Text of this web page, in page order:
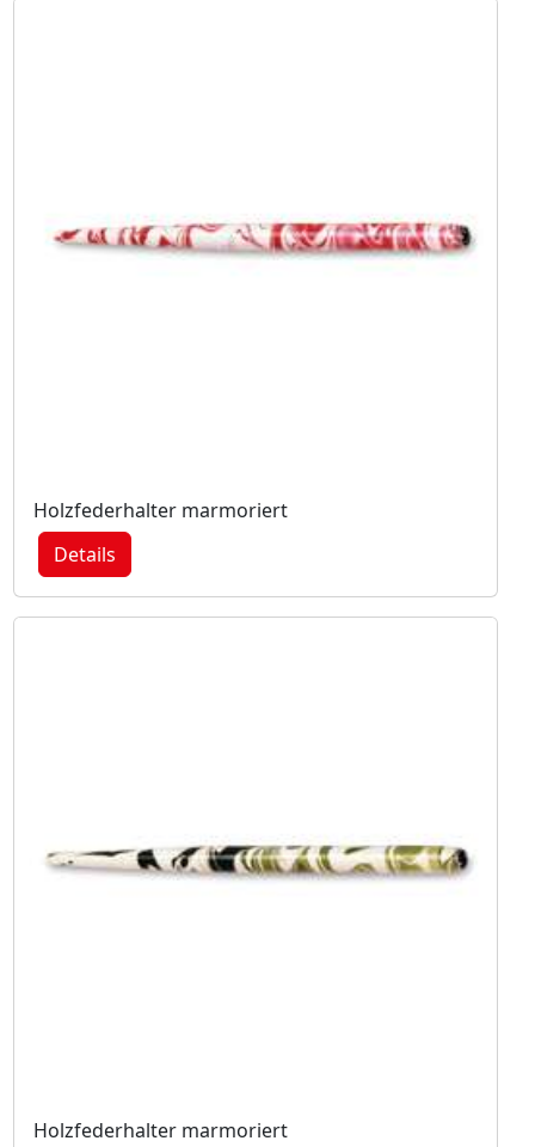
Holzfederhalter marmoriert
Details
Holzfederhalter marmoriert